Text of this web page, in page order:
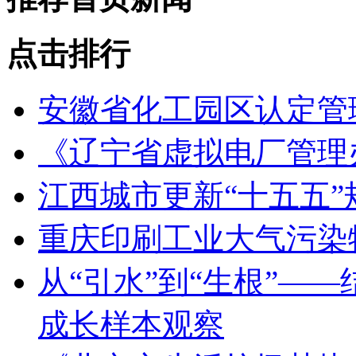
点击排行
安徽省化工园区认定
《辽宁省虚拟电厂管
江西城市更新“十五五
重庆印刷工业大气污
从“引水”到“生根”——
成长样本观察